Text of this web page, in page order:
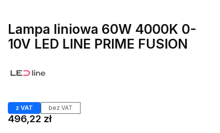
Lampa liniowa 60W 4000K 0-
10V LED LINE PRIME FUSION
z VAT bez VAT
Cena
496,22 zł